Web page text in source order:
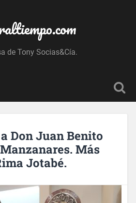
de Tony Socias&Cía.
Don Juan Benito
Más
Jotabé.